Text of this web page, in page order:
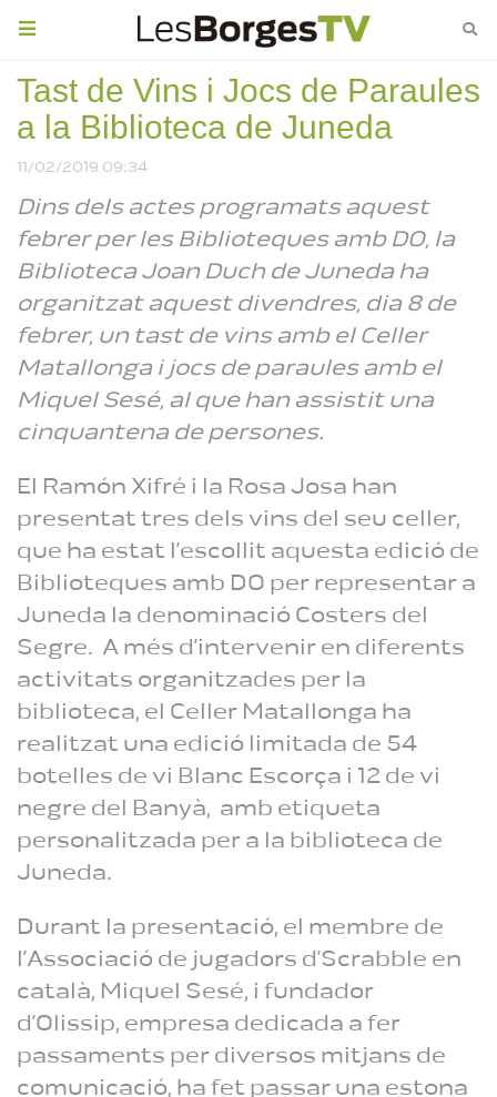
Toggle
L’Espai Macià
inaugura una
Tast de Vins i Jocs de Paraules
a la Biblioteca de Juneda
11/02/2019 09:34
Dins dels actes programats aquest
febrer per les Biblioteques amb DO, la
Biblioteca Joan Duch de Juneda ha
organitzat aquest divendres, dia 8 de
febrer, un tast de vins amb el Celler
Matallonga i jocs de paraules amb el
Miquel Sesé, al que han assistit una
cinquantena de persones.
El Ramón Xifré i la Rosa Josa han
presentat tres dels vins del seu celler,
que ha estat l’escollit aquesta edició de
Biblioteques amb DO per representar a
Juneda la denominació Costers del
Segre. A més d’intervenir en diferents
activitats organitzades per la
biblioteca, el Celler Matallonga ha
realitzat una edició limitada de 54
botelles de vi Blanc Escorça i 12 de vi
negre del Banyà, amb etiqueta
personalitzada per a la biblioteca de
Juneda.
Durant la presentació, el membre de
l’Associació de jugadors d’Scrabble en
català, Miquel Sesé, i fundador
d’Olissip, empresa dedicada a fer
passaments per diversos mitjans de
comunicació, ha fet passar una estona